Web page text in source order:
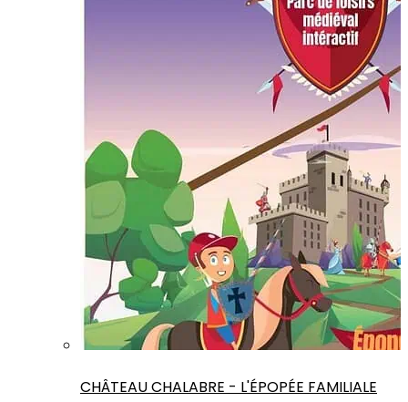
CHÂTEAU CHALABRE - L'ÉPOPÉE FAMILIALE